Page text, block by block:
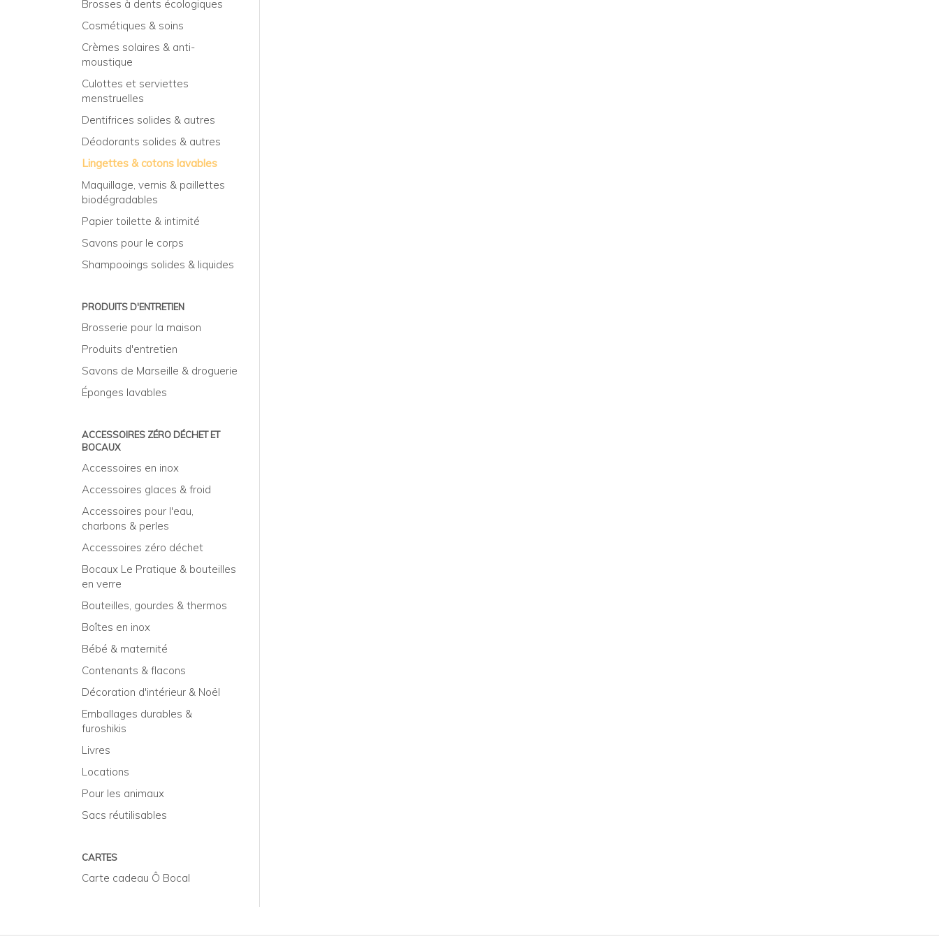
Brosses à dents écologiques
Cosmétiques & soins
Crèmes solaires & anti-
moustique
Culottes et serviettes
menstruelles
Dentifrices solides & autres
Déodorants solides & autres
Lingettes & cotons lavables
Maquillage, vernis & paillettes
biodégradables
Papier toilette & intimité
Savons pour le corps
Shampooings solides & liquides
PRODUITS D'ENTRETIEN
Brosserie pour la maison
Produits d'entretien
Savons de Marseille & droguerie
Éponges lavables
ACCESSOIRES ZÉRO DÉCHET ET
BOCAUX
Accessoires en inox
Accessoires glaces & froid
Accessoires pour l'eau,
charbons & perles
Accessoires zéro déchet
Bocaux Le Pratique & bouteilles
en verre
Bouteilles, gourdes & thermos
Boîtes en inox
Bébé & maternité
Contenants & flacons
Décoration d'intérieur & Noël
Emballages durables &
furoshikis
Livres
Locations
Pour les animaux
Sacs réutilisables
CARTES
Carte cadeau Ô Bocal